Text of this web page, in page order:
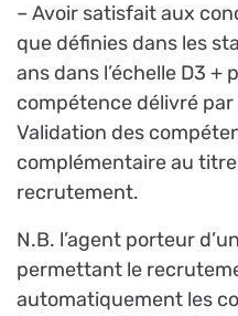
– Avoir satisfait aux
que définies dans les
ans dans l’échelle D3 +
compétence délivré
Validation des
complémentaire au
recrutement.
N.B. l’agent porteur
permettant le
automatiquement les